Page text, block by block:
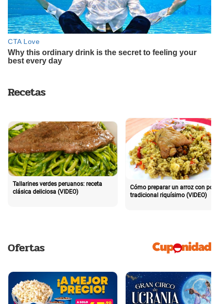
Recetas
Tallarines verdes peruanos: receta
clásica deliciosa (VIDEO)
Cómo preparar un arroz con pollo
tradicional riquísimo (VIDEO)
Ofertas